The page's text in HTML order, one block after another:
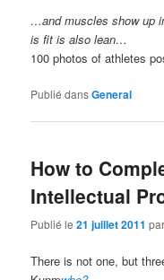
…and muscles show up
is fit is also lean…
100 photos of athletes
Publié dansGeneral
How to
Intellectual
Publié le21 juillet 2011
There is not one, but